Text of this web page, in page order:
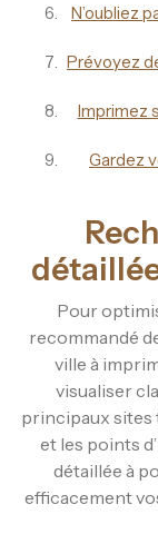
N’oubliez
Prévoyez
Imprimez
Gardez
Pour
recommandé
ville à
visualiser
principaux sites
et les points
détaillée à
efficacement